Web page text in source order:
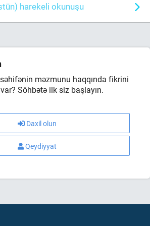
harekeli okunuşu
məzmunu haqqında fikrini
Söhbətə ilk siz başlayın.
Daxil olun
Qeydiyyat